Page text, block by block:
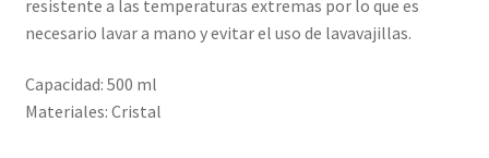
resistente a las temperaturas extremas por lo que es
necesario lavar a mano y evitar el uso de lavavajillas.
Capacidad: 500 ml
Materiales: Cristal